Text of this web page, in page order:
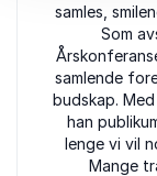
samles,
Som
samlende
budskap.
han
lenge vi vil
Mange